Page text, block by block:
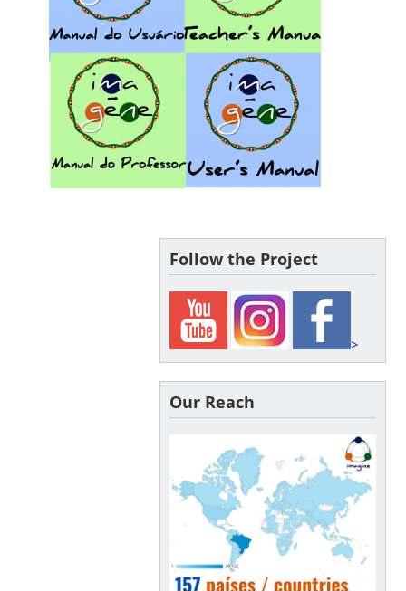
Follow the Project
>
Our Reach